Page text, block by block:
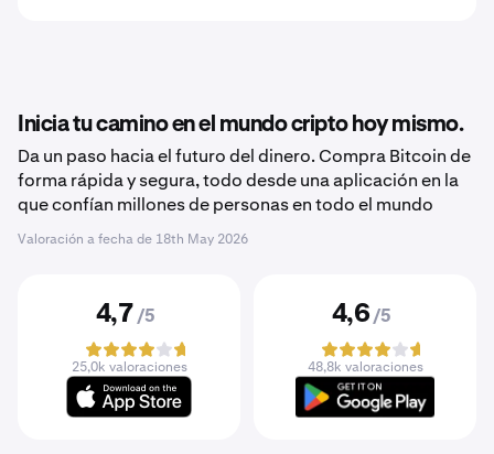
Inicia tu camino en el mundo cripto hoy mismo.
Da un paso hacia el futuro del dinero. Compra Bitcoin de
forma rápida y segura, todo desde una aplicación en la
que confían millones de personas en todo el mundo
Valoración a fecha de 18th May 2026
4,7 /5
25,0k valoraciones
4,6 /5
48,8k valoraciones